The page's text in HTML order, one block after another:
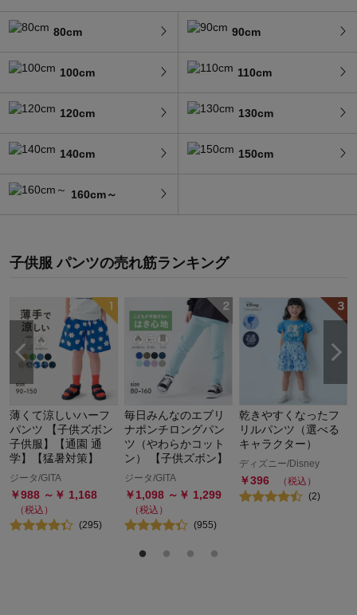
80cm 90cm
100cm 110cm
120cm 130cm
140cm 150cm
160cm～
子供服 パンツの売れ筋ランキング
薄くて涼しいハーフ
パンツ 【子供ズボン
子供服】【通園 通
学】【猛暑対策】
ジータ/GITA
￥988 ～￥ 1,168
（税込）
(295)
毎日みんなのエブリ
ナポンチロングパン
ツ（やわらかコット
ン） 【子供ズボン】
ジータ/GITA
￥1,098 ～￥ 1,299
（税込）
(955)
乾きやすくなったフ
リルパンツ（選べる
キャラクター）
ディズニー/Disney
￥396
（税込）
(2)